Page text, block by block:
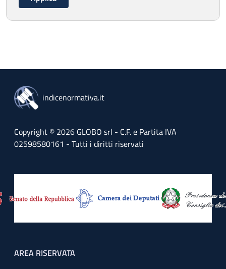
indicenormativa.it
Copyright © 2026 GLOBO srl - C.F. e Partita IVA
02598580161 - Tutti i diritti riservati
Footer menu
AREA RISERVATA